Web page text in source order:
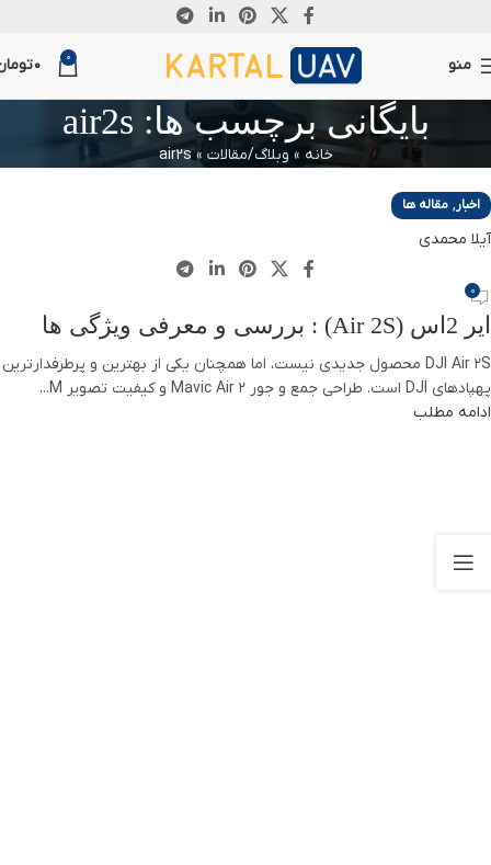
منو 0
0
بایگانی برچسب ها: air2s
خانه » وبلاگ/مقالات »
air2s
ژوئن
اخبار, مقاله ها
آیلا محمدی
0
ایر 2اس (Air 2S) : بررسی و معرفی ویژگی ها
DJI Air 2S محصول جدیدی نیست، اما همچنان یکی از بهترین و پرطرفدارترین
پهپادهای DJI است. طراحی جمع و جور Mavic Air 2 و کیفیت تصویر M...
ادامه مطلب